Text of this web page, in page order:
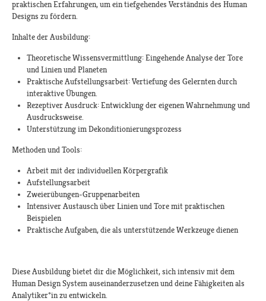
praktischen Erfahrungen, um ein tiefgehendes Verständnis des Human
Designs zu fördern.
Inhalte der Ausbildung:​
Theoretische Wissensvermittlung: Eingehende Analyse der Tore
und Linien und Planeten
Praktische Aufstellungsarbeit: Vertiefung des Gelernten durch
interaktive Übungen.
Rezeptiver Ausdruck: Entwicklung der eigenen Wahrnehmung und
Ausdrucksweise.
Unterstützung im Dekonditionierungsprozess
Methoden und Tools:
Arbeit mit der individuellen Körpergrafik
Aufstellungsarbeit
Zweierübungen-Gruppenarbeiten
Intensiver Austausch über Linien und Tore mit praktischen
Beispielen
Praktische Aufgaben, die als unterstützende Werkzeuge dienen
Diese Ausbildung bietet dir die Möglichkeit, sich intensiv mit dem
Human Design System auseinanderzusetzen und deine Fähigkeiten als
Analytiker*in zu entwickeln.